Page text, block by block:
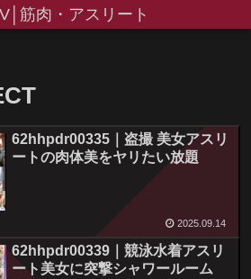
筋肉・アスリート
62hhpdr00335｜盗撮 美女アスリ
ートの肉体美をヤリたい放題
2025.09.14
62hhpdr00339｜競泳水着アスリ
ート美女に突撃シャワールーム